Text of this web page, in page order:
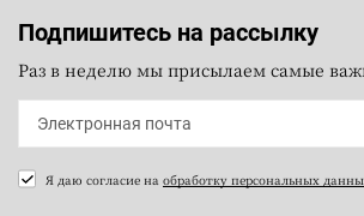
Подпишитесь на рассылку
Раз в неделю мы присылаем самые
Я даю согласие на обработку персональных